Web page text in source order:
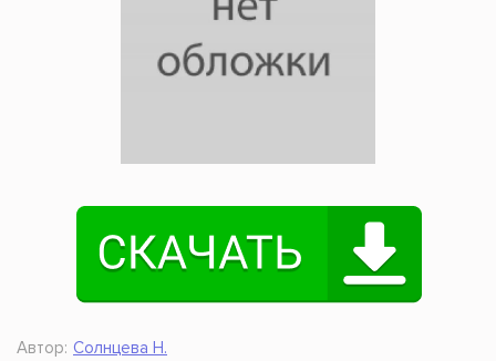
Автор: Солнцева Н.